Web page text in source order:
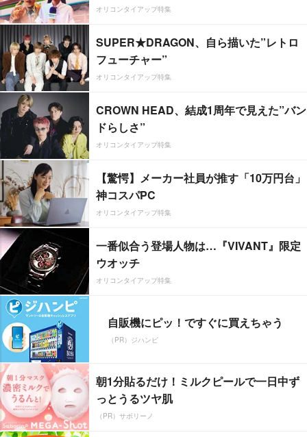
オリコンタイアップ特集
SUPER★DRAGON、自ら描いた”レトロ
フューチャー”
オリコンタイアップ特集
CROWN HEAD、結成1周年で見えた”バン
ドらしさ”
オリコンタイアップ特集
【驚愕】メーカー社員が推す「10万円台」
神コスパPC
オリコンタイアップ特集
一番似合う登場人物は…『VIVANT』限定
ウオッチ
オリコンタイアップ特集
自販機にピッ！ですぐに買えちゃう
（PR）ジハンピ
朝1分貼るだけ！ミルクピールで一日中ず
っとうるツヤ肌
（PR）サボリーノ